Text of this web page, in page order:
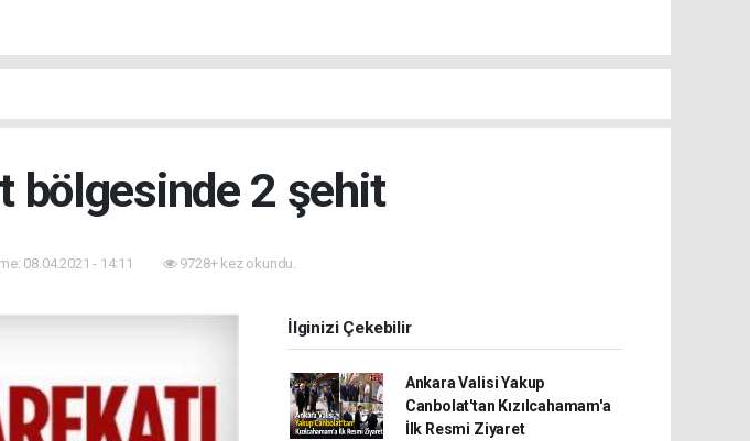
bölgesinde 2 şehit
08.04.2021 - 14:11 9728+ kez okundu.
İlginizi Çekebilir
Ankara Valisi Yakup
Canbolat'tan Kızılcahamam'a
İlk Resmi Ziyaret